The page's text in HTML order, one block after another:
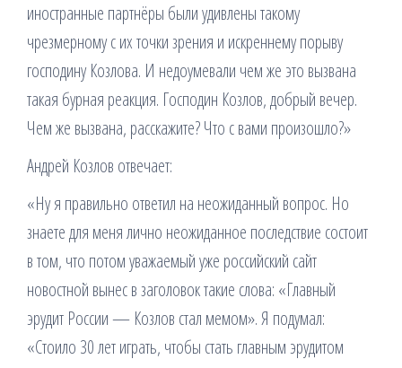
иностранные партнёры были удивлены такому
чрезмерному с их точки зрения и искреннему порыву
господину Козлова. И недоумевали чем же это вызвана
такая бурная реакция. Господин Козлов, добрый вечер.
Чем же вызвана, расскажите? Что с вами произошло?»
Андрей Козлов отвечает:
«Ну я правильно ответил на неожиданный вопрос. Но
знаете для меня лично неожиданное последствие состоит
в том, что потом уважаемый уже российский сайт
новостной вынес в заголовок такие слова: «Главный
эрудит России — Козлов стал мемом». Я подумал:
«Стоило 30 лет играть, чтобы стать главным эрудитом